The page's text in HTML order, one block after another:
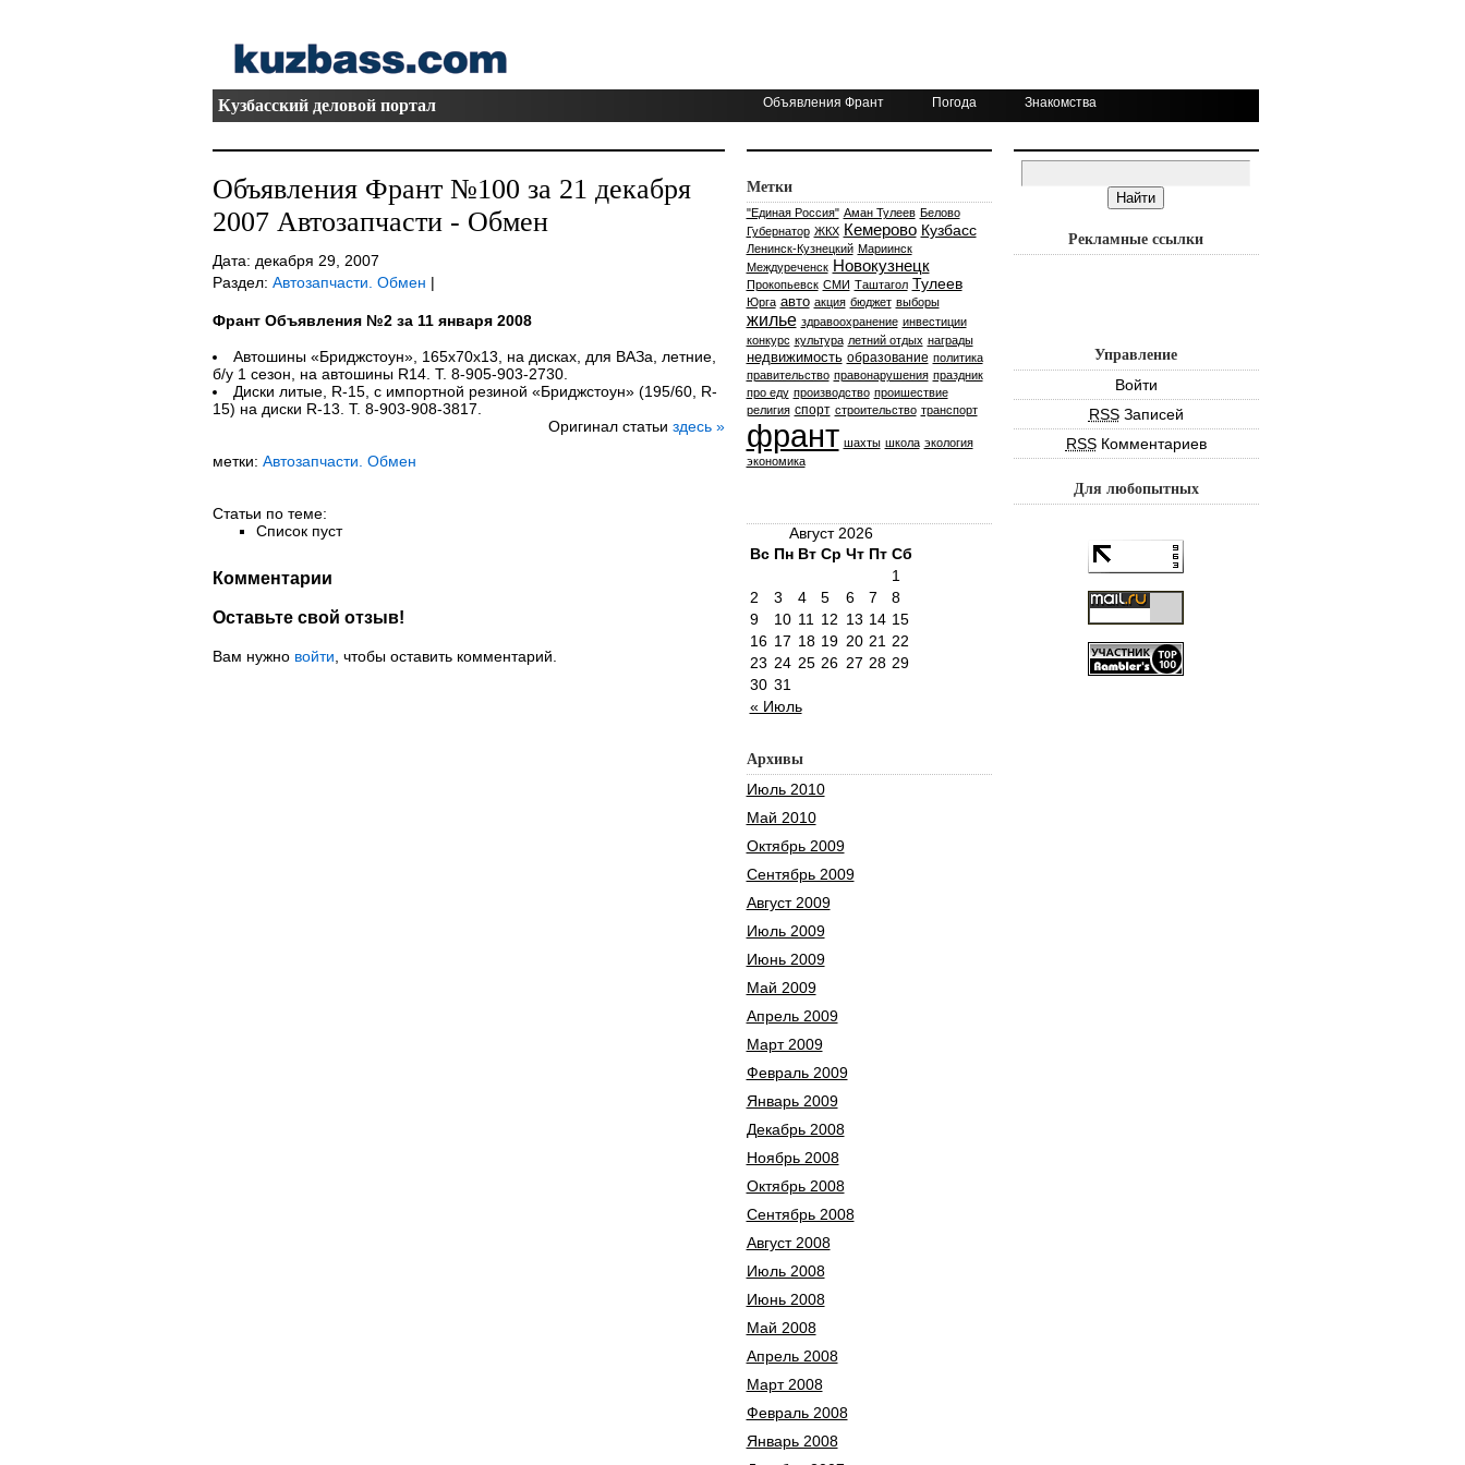
Кузбасский деловой портал Объявления Франт Погода Знакомства
Объявления Франт №100 за 21 декабря
2007 Автозапчасти - Обмен
Дата: декабря 29, 2007
Раздел: Автозапчасти. Обмен |
Франт Объявления №2 за 11 января 2008
Автошины «Бриджстоун», 165х70х13, на дисках, для ВАЗа, летние,
б/у 1 сезон, на автошины R14. Т. 8-905-903-2730.
Диски литые, R-15, с импортной резиной «Бриджстоун» (195/60, R-
15) на диски R-13. Т. 8-903-908-3817.
Оригинал статьи здесь »
метки: Автозапчасти. Обмен
Статьи по теме:
Список пуст
Комментарии
Оставьте свой отзыв!
Вам нужно войти , чтобы оставить комментарий.
Метки
"Единая Россия" Аман Тулеев Белово
Губернатор ЖКХ Кемерово Кузбасс
Ленинск-Кузнецкий Мариинск
Междуреченск Новокузнецк
Прокопьевск СМИ Таштагол Тулеев
Юрга авто акция бюджет выборы
жилье здравоохранение инвестиции
конкурс культура летний отдых награды
недвижимость образование политика
правительство правонарушения праздник
про еду производство проишествие
религия спорт строительство транспорт
франт шахты школа экология
экономика
Август 2026
Вс Пн Вт Ср Чт Пт Сб
« Июль
1
2
3 4 5 6 7
8
9
10 11 12 13 14 15
16 17 18 19 20 21 22
23 24 25 26 27 28 29
30 31
Архивы
Июль 2010
Май 2010
Октябрь 2009
Сентябрь 2009
Август 2009
Июль 2009
Июнь 2009
Май 2009
Апрель 2009
Март 2009
Февраль 2009
Январь 2009
Декабрь 2008
Ноябрь 2008
Октябрь 2008
Сентябрь 2008
Август 2008
Июль 2008
Июнь 2008
Май 2008
Апрель 2008
Март 2008
Февраль 2008
Январь 2008
Рекламные ссылки
Управление
Войти
RSSЗаписей
RSSКомментариев
Для любопытных